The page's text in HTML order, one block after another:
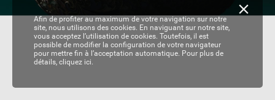
Afin de profiter au maximum de votre navigation sur notre
site, nous utilisons des cookies. En naviguant sur notre site,
vous acceptez l’utilisation de cookies. Toutefois, il est
possible de modifier la configuration de votre navigateur
pour mettre fin à l’acceptation automatique. Pour plus de
détails, cliquez ici.